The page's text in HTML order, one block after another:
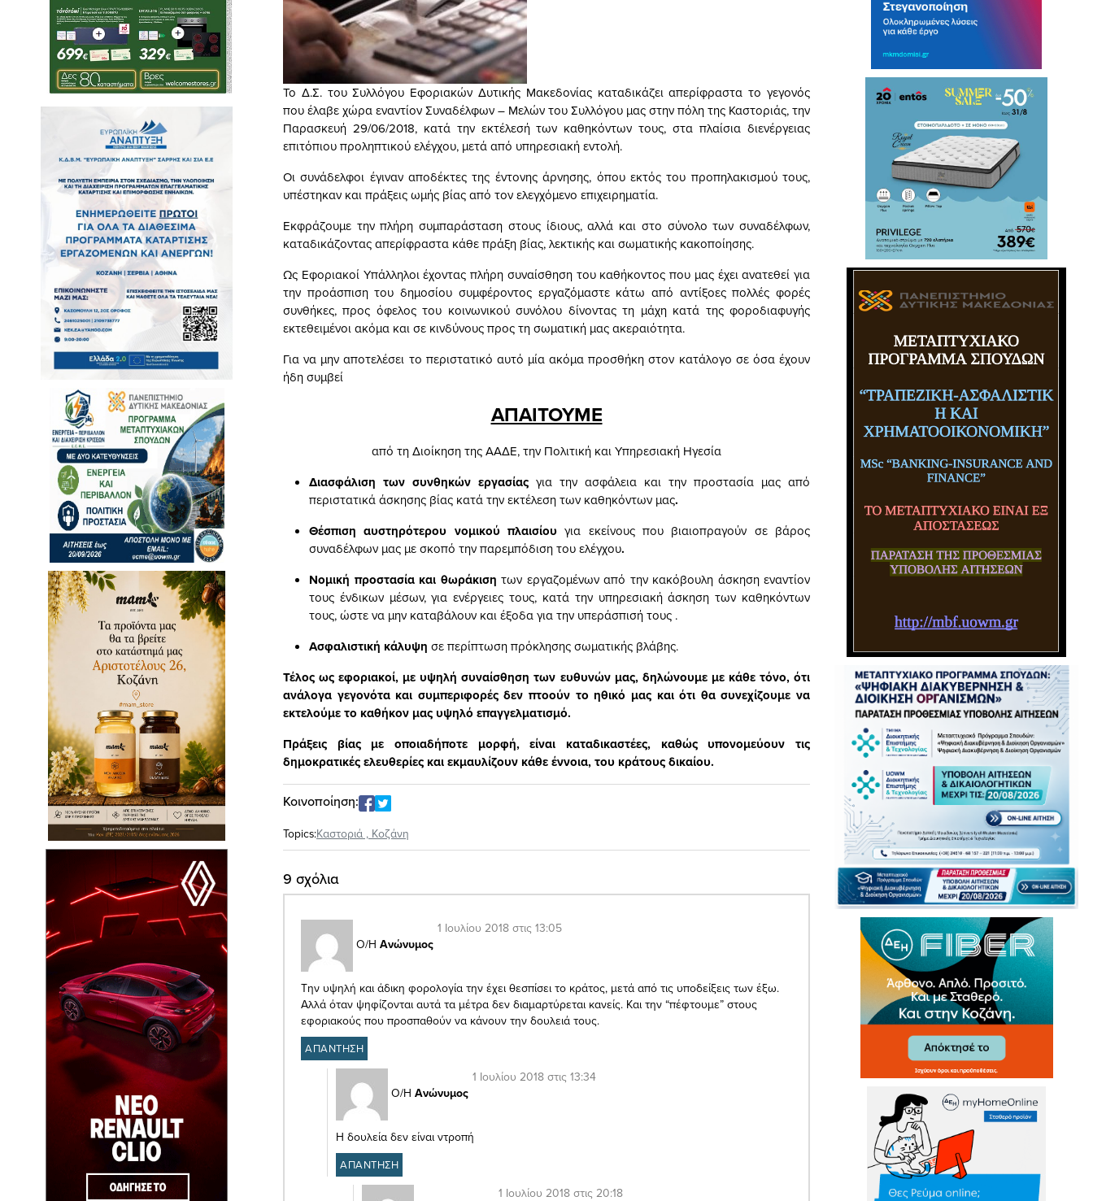
Το Δ.Σ. του Συλλόγου Εφοριακών Δυτικής Μακεδονίας καταδικάζει απερίφραστα το γεγονός
που έλαβε χώρα εναντίον Συναδέλφων – Μελών του Συλλόγου μας στην πόλη της Καστοριάς, την
Παρασκευή 29/06/2018, κατά την εκτέλεσή των καθηκόντων τους, στα πλαίσια διενέργειας
επιτόπιου προληπτικού ελέγχου, μετά από υπηρεσιακή εντολή.
Οι συνάδελφοι έγιναν αποδέκτες της έντονης άρνησης, όπου εκτός του προπηλακισμού τους,
υπέστηκαν και πράξεις ωμής βίας από τον ελεγχόμενο επιχειρηματία.
Εκφράζουμε την πλήρη συμπαράσταση στους ίδιους, αλλά και στο σύνολο των συναδέλφων,
καταδικάζοντας απερίφραστα κάθε πράξη βίας, λεκτικής και σωματικής κακοποίησης.
Ως Εφοριακοί Υπάλληλοι έχοντας πλήρη συναίσθηση του καθήκοντος που μας έχει ανατεθεί για
την προάσπιση του δημοσίου συμφέροντος εργαζόμαστε κάτω από αντίξοες πολλές φορές
συνθήκες, προς όφελος του κοινωνικού συνόλου δίνοντας τη μάχη κατά της φοροδιαφυγής
εκτεθειμένοι ακόμα και σε κινδύνους προς τη σωματική μας ακεραιότητα.
Για να μην αποτελέσει το περιστατικό αυτό μία ακόμα προσθήκη στον κατάλογο σε όσα έχουν
ήδη συμβεί
ΑΠΑΙΤΟΥΜΕ
από τη Διοίκηση της ΑΑΔΕ, την Πολιτική και Υπηρεσιακή Ηγεσία
Διασφάλιση των συνθηκών εργασίας για την ασφάλεια και την προστασία μας από
περιστατικά άσκησης βίας κατά την εκτέλεση των καθηκόντων μας.
Θέσπιση αυστηρότερου νομικού πλαισίου για εκείνους που βιαιοπραγούν σε βάρος
συναδέλφων μας με σκοπό την παρεμπόδιση του ελέγχου.
Νομική προστασία και θωράκιση των εργαζομένων από την κακόβουλη άσκηση εναντίον
τους ένδικων μέσων, για ενέργειες τους, κατά την υπηρεσιακή άσκηση των καθηκόντων
τους, ώστε να μην καταβάλουν και έξοδα για την υπεράσπισή τους .
Ασφαλιστική κάλυψη σε περίπτωση πρόκλησης σωματικής βλάβης.
Τέλος ως εφοριακοί, με υψηλή συναίσθηση των ευθυνών μας, δηλώνουμε με κάθε τόνο, ότι
ανάλογα γεγονότα και συμπεριφορές δεν πτοούν το ηθικό μας και ότι θα συνεχίζουμε να
εκτελούμε το καθήκον μας υψηλό επαγγελματισμό.
Πράξεις βίας με οποιαδήποτε μορφή, είναι καταδικαστέες, καθώς υπονομεύουν τις
δημοκρατικές ελευθερίες και εκμαυλίζουν κάθε έννοια, του κράτους δικαίου.
Κοινοποίηση:
Topics:Καστοριά , Κοζάνη
9 σχόλια
Ο/Η Ανώνυμος
1 Ιουλίου 2018 στις 13:05
Την υψηλή και άδικη φορολογία την έχει θεσπίσει το κράτος, μετά από τις υποδείξεις των έξω.
Αλλά όταν ψηφίζονται αυτά τα μέτρα δεν διαμαρτύρεται κανείς. Και την “πέφτουμε” στους
εφοριακούς που προσπαθούν να κάνουν την δουλειά τους.
ΑΠΑΝΤΗΣΗ
Ο/Η Ανώνυμος
1 Ιουλίου 2018 στις 13:34
Η δουλεία δεν είναι ντροπή
ΑΠΑΝΤΗΣΗ
1 Ιουλίου 2018 στις 20:18